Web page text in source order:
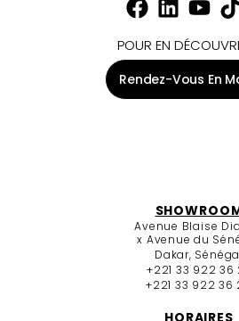
POUR EN
Rendez-Vous En
Avenue Blaise
x Avenue du
Dakar,
+221 33 922 36
+221 33 922 36